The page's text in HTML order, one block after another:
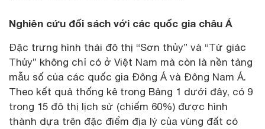
Nghiên cứu đối sách với các quốc gia châu Á
Đặc trưng hình thái đô thị “Sơn thủy” và “Tứ giác
Thủy” không chỉ có ở Việt Nam mà còn là nền tảng
mẫu số của các quốc gia Đông Á và Đông Nam Á.
Theo kết quả thống kê trong Bảng 1 dưới đây, có 9
trong 15 đô thị lịch sử (chiếm 60%) được hình
thành dựa trên đặc điểm địa lý của vùng đất có